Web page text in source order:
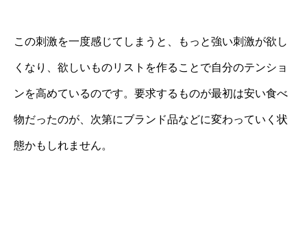
この刺激を一度感じてしまうと、もっと強い刺激が欲し
くなり、欲しいものリストを作ることで自分のテンショ
ンを高めているのです。要求するものが最初は安い食べ
物だったのが、次第にブランド品などに変わっていく状
態かもしれません。